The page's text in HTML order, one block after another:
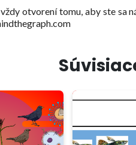
otvorení tomu, aby ste